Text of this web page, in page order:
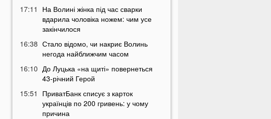
17:11
На Волині жінка під час сварки
вдарила чоловіка ножем: чим усе
закінчилося
16:38 Стало відомо, чи накриє Волинь
негода найближчим часом
16:10 До Луцька «на щиті» повернеться
43-річний Герой
15:51
ПриватБанк списує з карток
українців по 200 гривень: у чому
причина